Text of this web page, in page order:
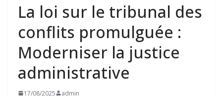
La loi sur le tribunal des
conflits promulguée :
Moderniser la justice
administrative
17/08/2025 admin